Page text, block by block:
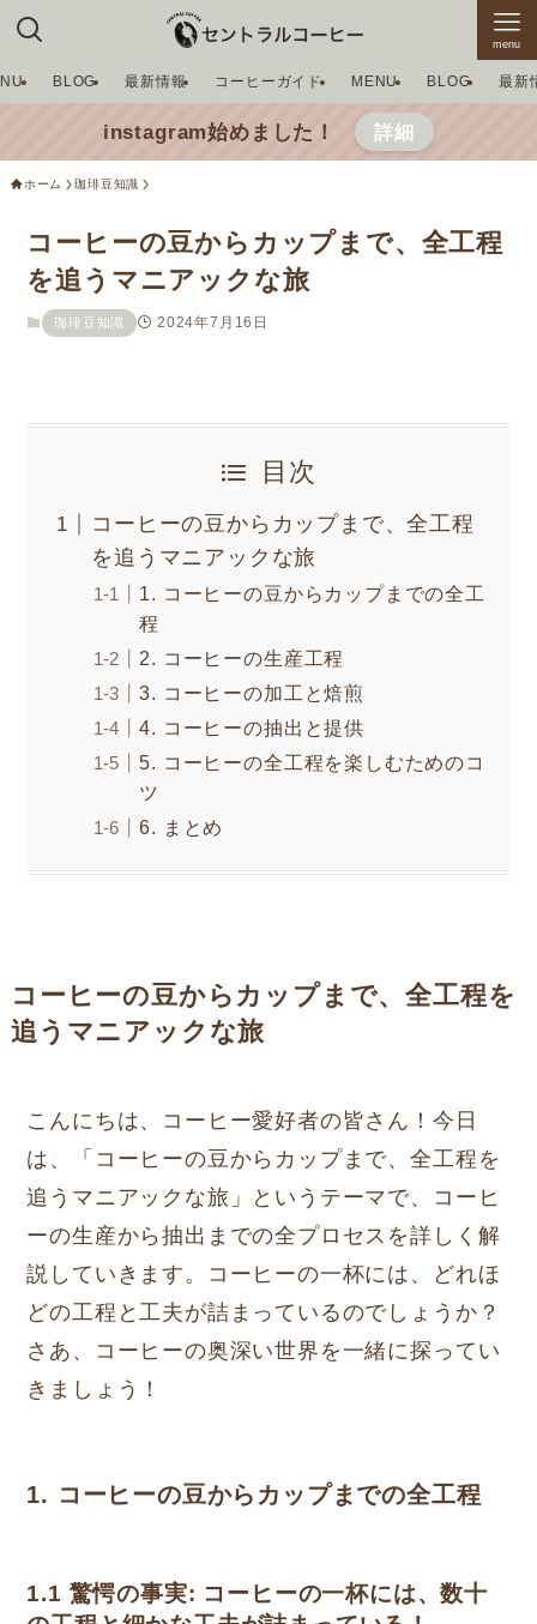
menu
BLOG 最新情報 コーヒーガイド MENU BLOG 最新
instagram始めました！ 詳細
ホーム 珈琲豆知識
コーヒーの豆からカップまで、全工程
を追うマニアックな旅
珈琲豆知識 2024年7月16日
目次
コーヒーの豆からカップまで、全工程
を追うマニアックな旅
1. コーヒーの豆からカップまでの全工
程
2. コーヒーの生産工程
3. コーヒーの加工と焙煎
4. コーヒーの抽出と提供
5. コーヒーの全工程を楽しむためのコ
ツ
6. まとめ
コーヒーの豆からカップまで、全工程を
追うマニアックな旅
こんにちは、コーヒー愛好者の皆さん！今日
は、「コーヒーの豆からカップまで、全工程を
追うマニアックな旅」というテーマで、コーヒ
ーの生産から抽出までの全プロセスを詳しく解
説していきます。コーヒーの一杯には、どれほ
どの工程と工夫が詰まっているのでしょうか？
さあ、コーヒーの奥深い世界を一緒に探ってい
きましょう！
1. コーヒーの豆からカップまでの全工程
1.1 驚愕の事実: コーヒーの一杯には、数十